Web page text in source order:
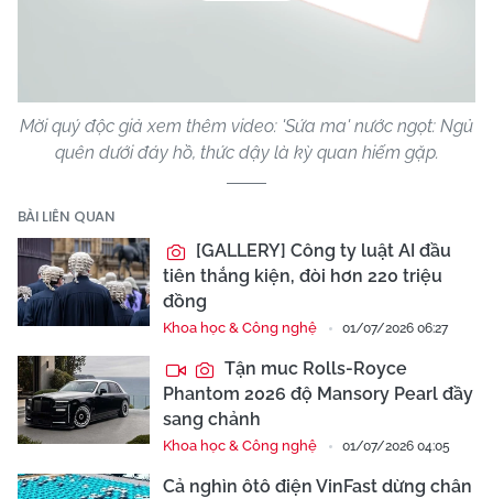
Mời quý độc giả xem thêm video: 'Sứa ma' nước ngọt: Ngủ
quên dưới đáy hồ, thức dậy là kỳ quan hiếm gặp.
BÀI LIÊN QUAN
[GALLERY] Công ty luật AI đầu
tiên thắng kiện, đòi hơn 220 triệu
đồng
Khoa học & Công nghệ 01/07/2026 06:27
Tận muc Rolls-Royce
Phantom 2026 độ Mansory Pearl đầy
sang chảnh
Khoa học & Công nghệ 01/07/2026 04:05
Cả nghìn ôtô điện VinFast dừng chân